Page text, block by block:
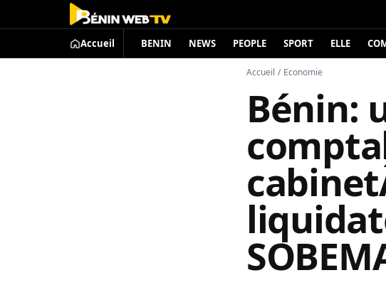
Accueil BENIN NEWS PEOPLE SPORT ELLE
Accueil / Economie
Bénin: